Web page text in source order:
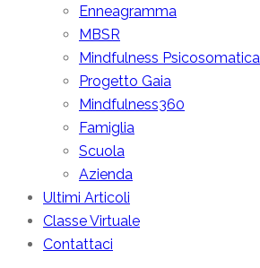
Enneagramma
MBSR
Mindfulness Psicosomatica
Progetto Gaia
Mindfulness360
Famiglia
Scuola
Azienda
Ultimi Articoli
Classe Virtuale
Contattaci